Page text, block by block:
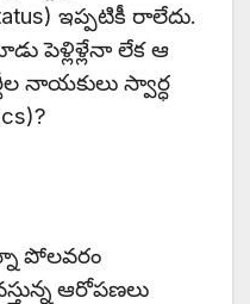
ఇప్పటికీ రాలేదు.
పెళ్లిళ్లేనా లేక ఆ
నాయకులు స్వార్ధ
పోలవరం
ఆరోపణలు